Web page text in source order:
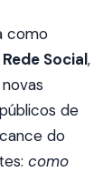
como
Social,
de
do
como